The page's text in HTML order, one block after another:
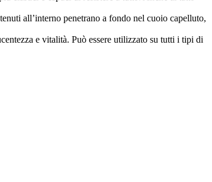
all’interno penetrano a fondo nel cuoio capelluto,
e vitalità. Può essere utilizzato su tutti i tipi di